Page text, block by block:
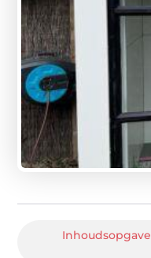
Inhoudsopgave